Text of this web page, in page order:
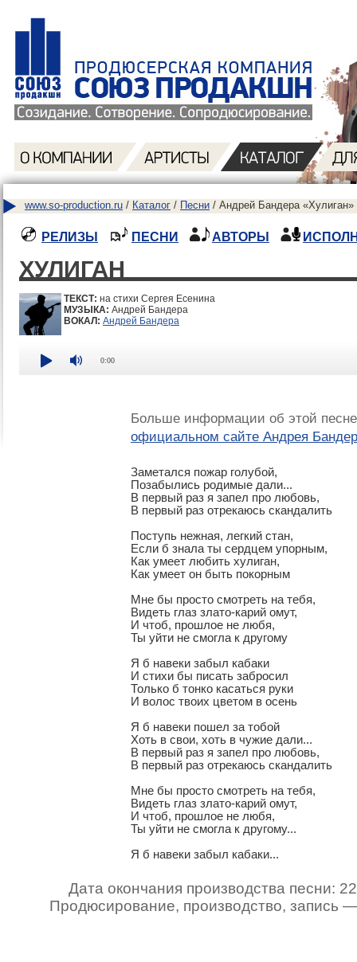
www.so-production.ru / Каталог / Песни / Андрей Бандера «Хулиган»
РЕЛИЗЫ ПЕСНИ АВТОРЫ
ХУЛИГАН
ТЕКСТ: на стихи Сергея Есенина
МУЗЫКА: Андрей Бандера
ВОКАЛ: Андрей Бандера
0:00
Больше информации об этой
официальном сайте Андрея
Заметался пожар голубой,
Позабылись родимые дали...
В первый раз я запел про любовь,
В первый раз отрекаюсь скандалить
Поступь нежная, легкий стан,
Если б знала ты сердцем упорным,
Как умеет любить хулиган,
Как умеет он быть покорным
Мне бы просто смотреть на тебя,
Видеть глаз злато-карий омут,
И чтоб, прошлое не любя,
Ты уйти не смогла к другому
Я б навеки забыл кабаки
И стихи бы писать забросил
Только б тонко касаться руки
И волос твоих цветом в осень
Я б навеки пошел за тобой
Хоть в свои, хоть в чужие дали...
В первый раз я запел про любовь,
В первый раз отрекаюсь скандалить
Мне бы просто смотреть на тебя,
Видеть глаз злато-карий омут,
И чтоб, прошлое не любя,
Ты уйти не смогла к другому...
Я б навеки забыл кабаки...
Дата окончания производства песни:
Продюсирование, производство, запись